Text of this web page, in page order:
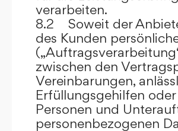
verarbeiten.
8.2 Soweit der
des Kunden
zwischen den
Vereinbarungen,
Erfüllungsgehilfen
Personen und
personenbezogenen